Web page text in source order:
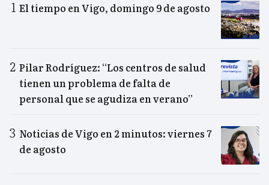
El tiempo en Vigo, domingo 9 de agosto
Pilar Rodríguez: “Los centros de salud
tienen un problema de falta de
personal que se agudiza en verano”
Noticias de Vigo en 2 minutos: viernes 7
de agosto